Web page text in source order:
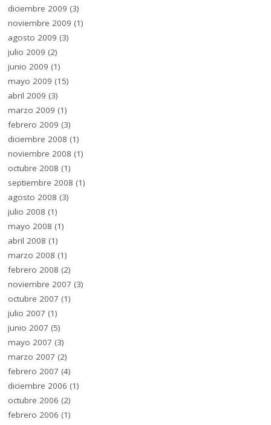
diciembre 2009 (3)
noviembre 2009 (1)
agosto 2009 (3)
julio 2009 (2)
junio 2009 (1)
mayo 2009 (15)
abril 2009 (3)
marzo 2009 (1)
febrero 2009 (3)
diciembre 2008 (1)
noviembre 2008 (1)
octubre 2008 (1)
septiembre 2008 (1)
agosto 2008 (3)
julio 2008 (1)
mayo 2008 (1)
abril 2008 (1)
marzo 2008 (1)
febrero 2008 (2)
noviembre 2007 (3)
octubre 2007 (1)
julio 2007 (1)
junio 2007 (5)
mayo 2007 (3)
marzo 2007 (2)
febrero 2007 (4)
diciembre 2006 (1)
octubre 2006 (2)
febrero 2006 (1)